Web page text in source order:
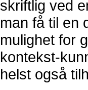
skriftlig ved
man få til en
mulighet for
kontekst-
helst også